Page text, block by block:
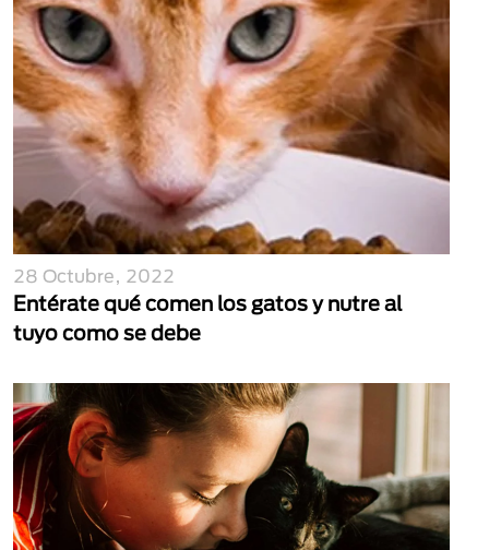
28 Octubre, 2022
Entérate qué comen los gatos y nutre al
tuyo como se debe